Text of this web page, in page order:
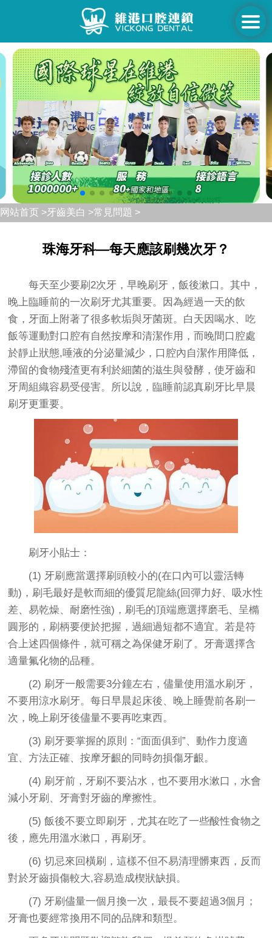
网站首页 >牙齒美白 >常見問題 >
珠海牙科—每天應該刷幾次牙？
每天至少要刷2次牙，早晚刷牙，飯後漱口。其中，
晚上臨睡前的一次刷牙尤其重要。因為經過一天的飲
食，牙面上附著了很多軟垢與牙菌斑。白天因喝水、吃
飯等運動對口腔有自然按摩和清潔作用，而晚間口腔處
於靜止狀態,唾液的分泌量減少，口腔內自潔作用降低，
滯留的食物殘渣更有利於細菌的滋生與發酵，使牙齒和
牙周組織容易受侵害。所以說，臨睡前認真刷牙比早晨
刷牙更重要。
刷牙小貼士 ：
(1) 牙刷應當選擇刷頭較小的(在口內可以靈活轉
動)，刷毛最好是軟而細的優質尼龍絲(回彈力好、吸水性
差、易乾燥、耐磨性強)，刷毛的頂端應選擇磨毛、呈橢
圓形的，刷柄要便於把握，過細過短都不適宜。若是符
合上述四個條件，就可稱之為保健牙刷了。牙膏選擇含
適量氟化物的品種。
(2) 刷牙一般需要3分鐘左右，儘量使用溫水刷牙，
不要用涼水刷牙。每日早晨起床後、晚上睡覺前各刷一
次，晚上刷牙後儘量不要再吃東西。
(3) 刷牙要掌握的原則：“面面俱到”、動作力度適
宜、方法正確、按摩牙齦的同時勿損傷牙齦。
(4) 刷牙前，牙刷不要沾水，也不要用水漱口，水會
減小牙刷、牙膏對牙齒的摩擦性。
(5) 飯後不要立即刷牙，尤其在吃了一些酸性食物之
後，應先用溫水漱口，再刷牙。
(6) 切忌來回橫刷，這樣不但不易清理髒東西，反而
對於牙齒損傷較大,容易造成楔狀缺損。
(7) 牙刷儘量一個月換一次，最長不要超過3個月；
牙膏也要經常換用不同的品牌和類型。